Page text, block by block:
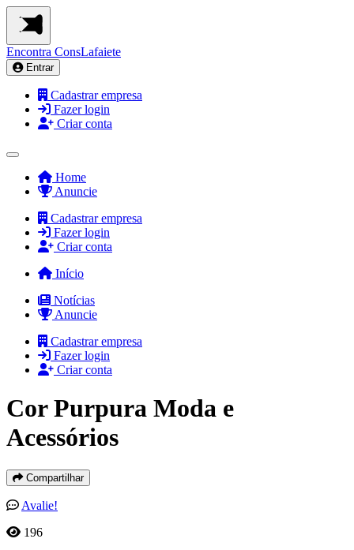
Encontra ConsLafaiete
Entrar
Cadastrar empresa
Fazer login
Criar conta
Home
Anuncie
Cadastrar empresa
Fazer login
Criar conta
Início
Notícias
Anuncie
Cadastrar empresa
Fazer login
Criar conta
Cor Purpura Moda e
Acessórios
Compartilhar
Avalie!
196